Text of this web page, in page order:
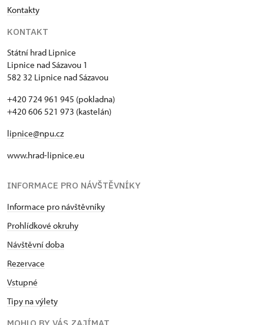
Kontakty
KONTAKT
Státní hrad Lipnice
Lipnice nad Sázavou 1
582 32 Lipnice nad Sázavou
+420 724 961 945 (pokladna)
+420 606 521 973 (kastelán)
lipnice@npu.cz
www.hrad-lipnice.eu
INFORMACE PRO NÁVŠTĚVNÍKY
Informace pro návštěvníky
Prohlídkové okruhy
Návštěvní doba
Rezervace
Vstupné
Tipy na výlety